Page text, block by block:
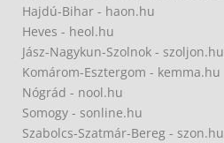
Hajdú-Bihar - haon.hu
Heves - heol.hu
Jász-Nagykun-Szolnok - szoljon.hu
Komárom-Esztergom - kemma.hu
Nógrád - nool.hu
Somogy - sonline.hu
Szabolcs-Szatmár-Bereg - szon.hu